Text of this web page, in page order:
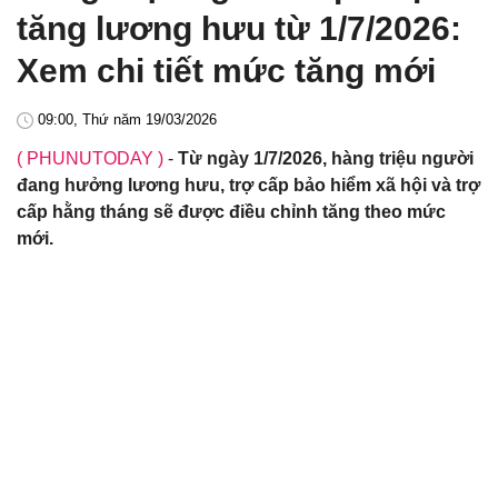
tăng lương hưu từ 1/7/2026:
Xem chi tiết mức tăng mới
09:00, Thứ năm 19/03/2026
( PHUNUTODAY ) - Từ ngày 1/7/2026, hàng triệu người
đang hưởng lương hưu, trợ cấp bảo hiểm xã hội và trợ
cấp hằng tháng sẽ được điều chỉnh tăng theo mức
mới.